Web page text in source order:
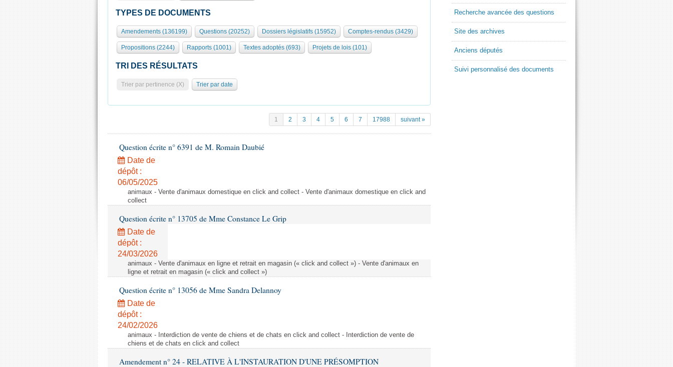
TYPES DE DOCUMENTS
Amendements (136199) Questions (20252) Dossiers législatifs (15952) Comptes-rendus (3429)
Propositions (2244) Rapports (1001) Textes adoptés (693) Projets de lois (101)
TRI DES RÉSULTATS
Trier par pertinence (X) Trier par date
1 2 3 4 5 6 7 17988 suivant »
Question écrite n° 6391 de M. Romain Daubié
Date de
dépôt :
06/05/2025
animaux - Vente d'animaux domestique en click and collect - Vente d'animaux domestique en click and
collect
Question écrite n° 13705 de Mme Constance Le Grip
Date de
dépôt :
24/03/2026
animaux - Vente d'animaux en ligne et retrait en magasin (« click and collect ») - Vente d'animaux en
ligne et retrait en magasin (« click and collect »)
Question écrite n° 13056 de Mme Sandra Delannoy
Date de
dépôt :
24/02/2026
animaux - Interdiction de vente de chiens et de chats en click and collect - Interdiction de vente de
chiens et de chats en click and collect
Amendement n° 24 - RELATIVE À L'INSTAURATION D'UNE PRÉSOMPTION
Recherche avancée des questions
Site des archives
Anciens députés
Suivi personnalisé des documents